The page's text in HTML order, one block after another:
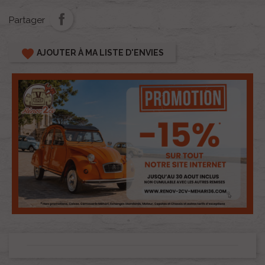
Partager
favorite AJOUTER À MA LISTE D'ENVIES